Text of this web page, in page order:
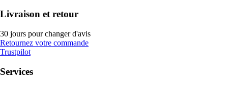
Livraison et retour
30 jours pour changer d'avis
Retournez votre commande
Trustpilot
Services